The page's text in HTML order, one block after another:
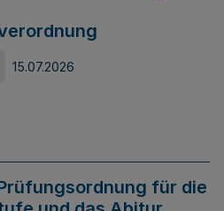
15.07.2026
für die